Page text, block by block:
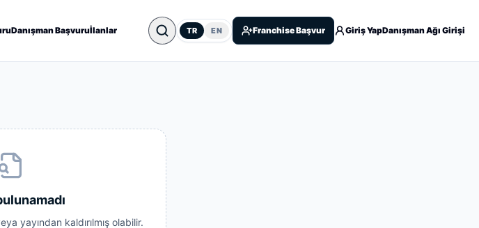
Danışman Başvuruİlanlar TR EN Franchise Başvur Giriş YapDanışman Ağı Girişi
yayından kaldırılmış olabilir.